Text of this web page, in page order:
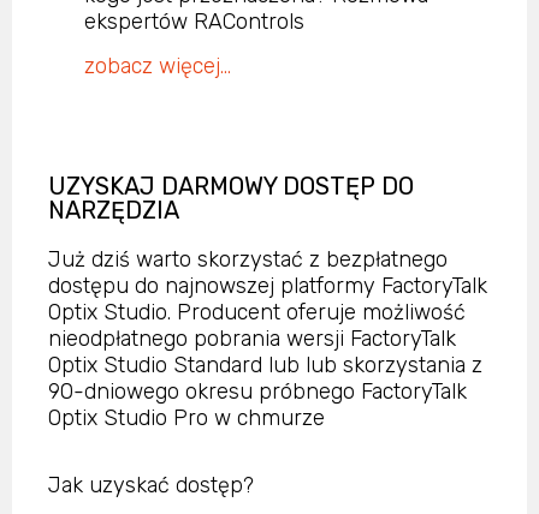
ekspertów RAControls
zobacz więcej…
UZYSKAJ DARMOWY DOSTĘP DO
NARZĘDZIA
Już dziś warto skorzystać z bezpłatnego
dostępu do najnowszej platformy FactoryTalk
Optix Studio. Producent oferuje możliwość
nieodpłatnego pobrania wersji FactoryTalk
Optix Studio Standard lub lub skorzystania z
90-dniowego okresu próbnego FactoryTalk
Optix Studio Pro w chmurze
Jak uzyskać dostęp?